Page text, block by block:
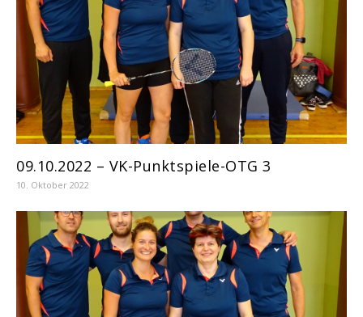
09.10.2022 – VK-Punktspiele-OTG 3
10. Oktober 2022